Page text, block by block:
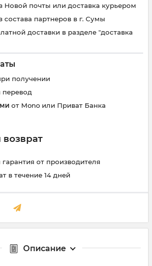
Новой почты или доставка курьером
состава партнеров в г. Сумы
доставки в разделе "доставка
получении
перевод
от Mono или Приват Банка
возврат
от производителя
в течение 14 дней
Описание